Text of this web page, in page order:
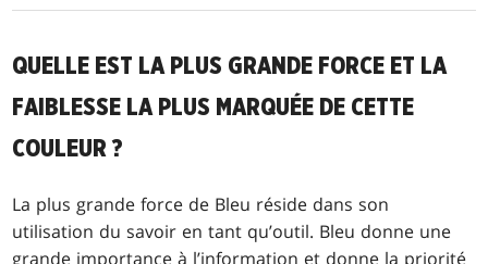
QUELLE EST LA PLUS GRANDE FORCE ET LA
FAIBLESSE LA PLUS MARQUÉE DE CETTE
COULEUR ?
La plus grande force de Bleu réside dans son
utilisation du savoir en tant qu’outil. Bleu donne une
grande importance à l’information et donne la priorité